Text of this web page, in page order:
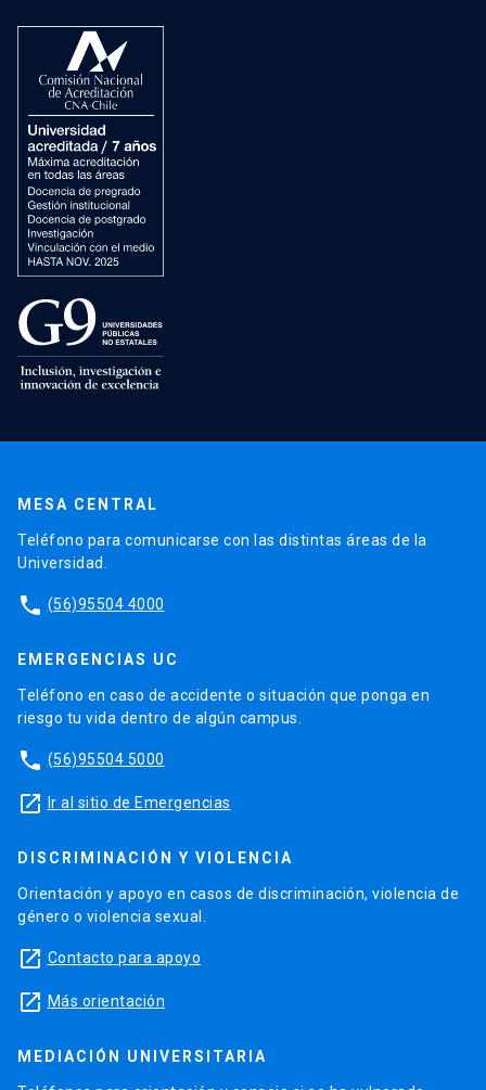
MESA CENTRAL
Teléfono para comunicarse con las distintas áreas de la
Universidad.
phone (56)95504 4000
EMERGENCIAS UC
Teléfono en caso de accidente o situación que ponga en
riesgo tu vida dentro de algún campus.
phone (56)95504 5000
launch Ir al sitio de Emergencias
DISCRIMINACIÓN Y VIOLENCIA
Orientación y apoyo en casos de discriminación, violencia de
género o violencia sexual.
launch Contacto para apoyo
launch Más orientación
MEDIACIÓN UNIVERSITARIA